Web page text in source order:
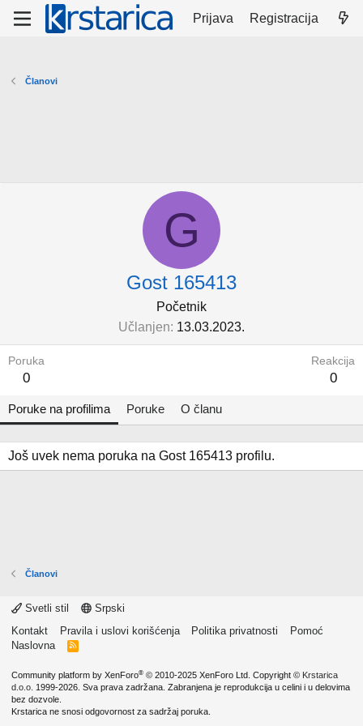
Prijava Registracija
Članovi
G
Gost 165413
Početnik
Učlanjen 13.03.2023.
Poruka
0
Reakcija
0
Poruke na profilima Poruke O članu
Još uvek nema poruka na Gost 165413 profilu.
Članovi
Svetli stil
Srpski
Kontakt
Pravila i uslovi korišćenja Politika privatnosti
Pomoć
Naslovna
R
Community platform by XenForo® © 2010-2025 XenForo Ltd. Copyright © Krstarica
d.o.o. 1999-2026. Sva prava zadržana. Zabranjena je reprodukcija u celini i u delovima
bez dozvole.
Krstarica ne snosi odgovornost za sadržaj poruka.